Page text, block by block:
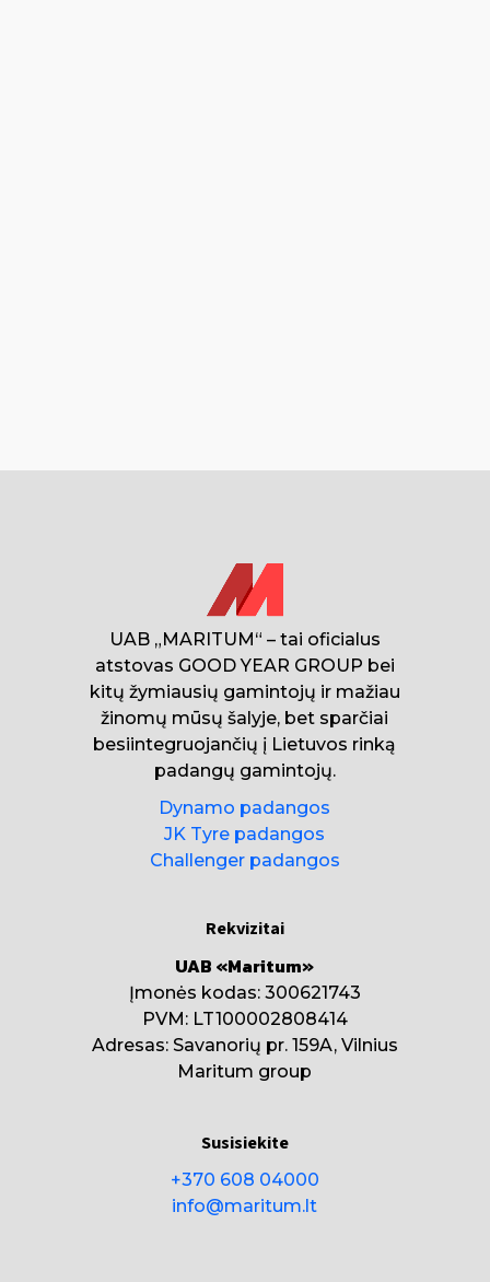
UAB „MARITUM“ – tai oficialus
atstovas GOOD YEAR GROUP bei
kitų žymiausių gamintojų ir mažiau
žinomų mūsų šalyje, bet sparčiai
besiintegruojančių į Lietuvos rinką
padangų gamintojų.
Dynamo padangos
JK Tyre padangos
Challenger padangos
Rekvizitai
UAB «Maritum»
Įmonės kodas: 300621743
PVM: LT100002808414
Adresas: Savanorių pr. 159A, Vilnius
Maritum group
Susisiekite
+370 608 04000
info@maritum.lt